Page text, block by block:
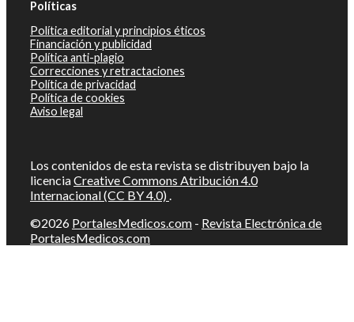
Políticas
Política editorial y principios éticos
Financiación y publicidad
Política anti-plagio
Correcciones y retractaciones
Política de privacidad
Política de cookies
Aviso legal
Los contenidos de esta revista se distribuyen bajo la
licenciaCreative Commons Atribución 4.0
Internacional (CC BY 4.0)
©2026 PortalesMedicos.com - Revista Electrónica de
PortalesMedicos.com